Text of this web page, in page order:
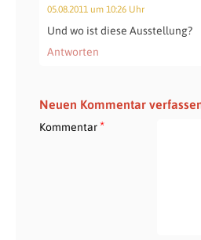
05.08.2011 um 10:26 Uhr
Und wo ist diese Ausstellung?
Antworten
Neuen Kommentar
Kommentar*